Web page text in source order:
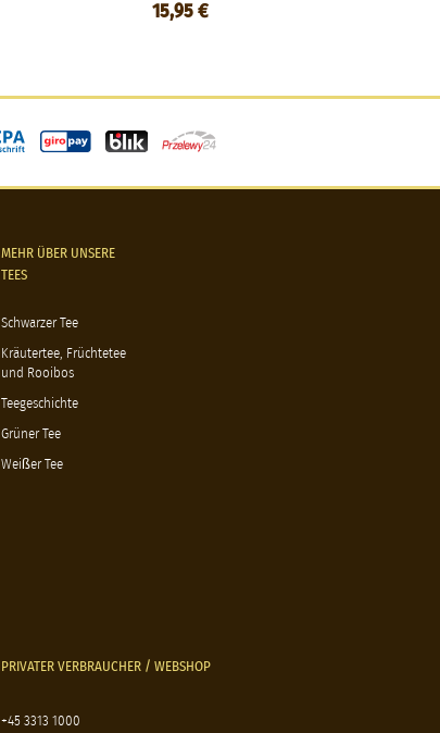
15,95 €
MEHR ÜBER UNSERE
TEES
Schwarzer Tee
Kräutertee, Früchtetee
und Rooibos
Teegeschichte
Grüner Tee
Weißer Tee
PRIVATER VERBRAUCHER / WEBSHOP
+45 3313 1000